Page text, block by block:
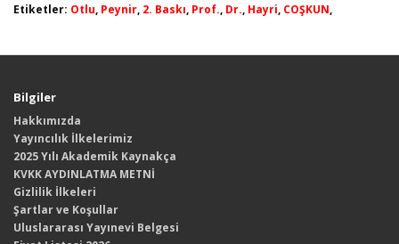
Etiketler: Otlu, Peynir, 2. Baskı, Prof., Dr., Hayri, COŞKUN,
Bilgiler
Hakkımızda
Yayıncılık İlkelerimiz
2025 Yılı Akademik Kaynakça
KVKK AYDINLATMA METNİ
Gizlilik İlkeleri
Şartlar ve Koşullar
Uluslararası Yayınevi Belgesi